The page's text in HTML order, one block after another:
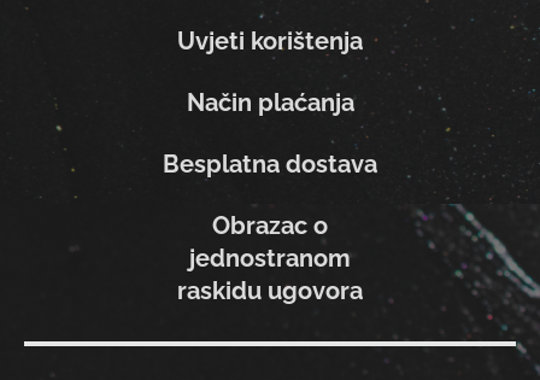
Uvjeti korištenja
Način plaćanja
Besplatna dostava
Obrazac o
jednostranom
raskidu ugovora